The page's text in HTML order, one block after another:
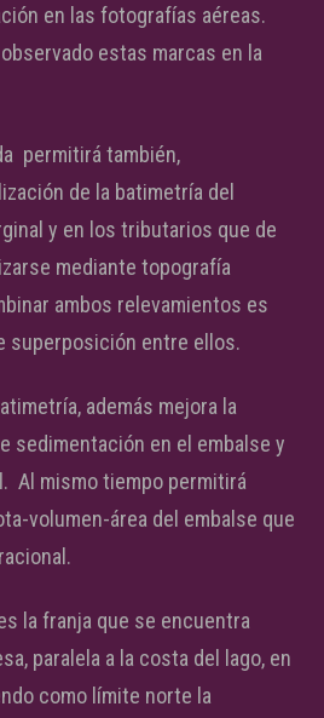
en las fotografías aéreas.
estas marcas en la
permitirá también,
de la batimetría del
y en los tributarios que de
mediante topografía
ambos relevamientos es
superposición entre ellos.
además mejora la
sedimentación en el embalse y
Al mismo tiempo permitirá
volumen-área del embalse que
la franja que se encuentra
paralela a la costa del lago, en
como límite norte la